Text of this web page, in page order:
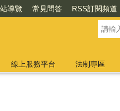
導覽 常見問答 RSS訂閱頻道
線上服務平台
法制專區